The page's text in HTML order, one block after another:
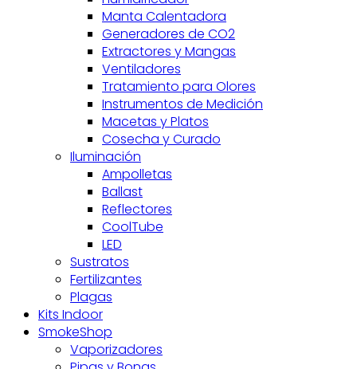
Manta Calentadora
Generadores de CO2
Extractores y Mangas
Ventiladores
Tratamiento para Olores
Instrumentos de Medición
Macetas y Platos
Cosecha y Curado
Iluminación
Ampolletas
Ballast
Reflectores
CoolTube
LED
Sustratos
Fertilizantes
Plagas
Kits Indoor
SmokeShop
Vaporizadores